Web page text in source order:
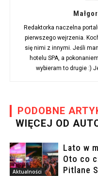
Redaktorka naczelna
pierwszego wejrzenia.
się nimi z innymi. Jeśli
hotelu SPA, a
wybieram to drugie :)
PODOBNE
WIĘCEJ OD
Aktualności
Lato w
Oto co
Pitlane